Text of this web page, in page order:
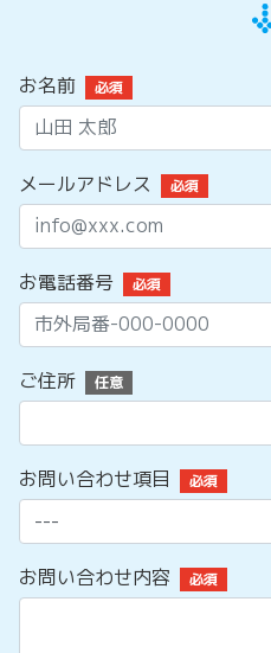
お名前 必須
メールアドレス 必須
お電話番号 必須
ご住所 任意
お問い合わせ項目 必須
お問い合わせ内容 必須